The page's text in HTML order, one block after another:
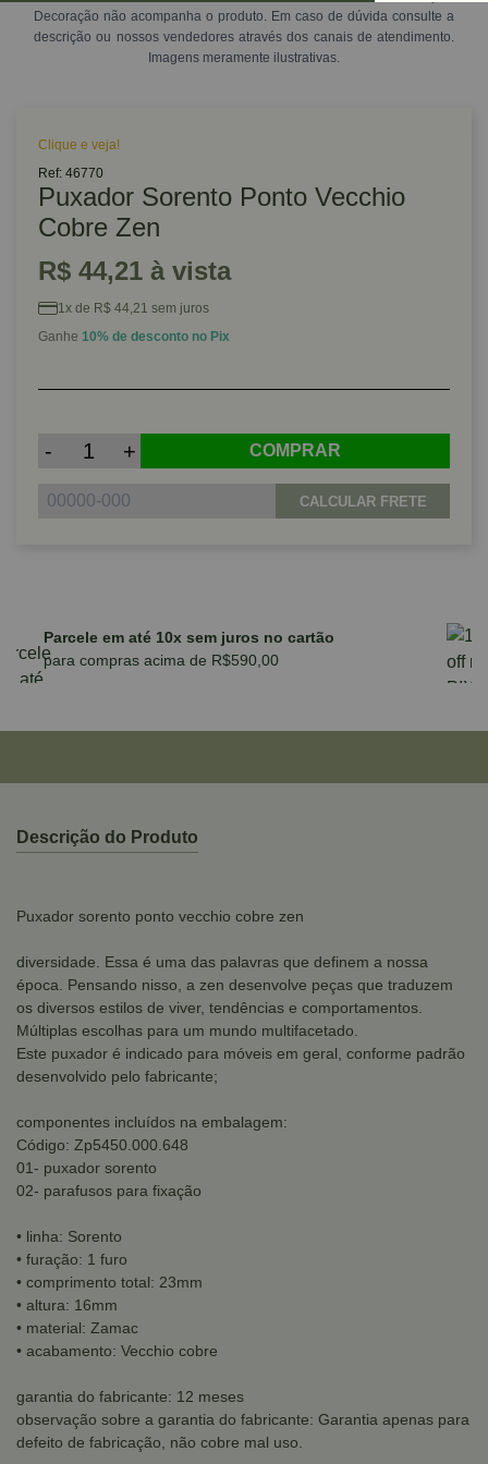
Decoração não acompanha o produto. Em caso de dúvida consulte a
descrição ou nossos vendedores através dos canais de atendimento.
Imagens meramente ilustrativas.
Clique e veja!
Ref: 46770
Puxador Sorento Ponto Vecchio
Cobre Zen
R$ 44,21 à vista
1x de R$ 44,21 sem juros
Ganhe 10% de desconto no Pix
- + COMPRAR
CALCULAR FRETE
Parcele em até 10x sem juros no cartão
para compras acima de R$590,00
Descrição do Produto
Puxador sorento ponto vecchio cobre zen
diversidade. Essa é uma das palavras que definem a nossa
época. Pensando nisso, a zen desenvolve peças que traduzem
os diversos estilos de viver, tendências e comportamentos.
Múltiplas escolhas para um mundo multifacetado.
Este puxador é indicado para móveis em geral, conforme padrão
desenvolvido pelo fabricante;
componentes incluídos na embalagem:
Código: Zp5450.000.648
01- puxador sorento
02- parafusos para fixação
• linha: Sorento
• furação: 1 furo
• comprimento total: 23mm
• altura: 16mm
• material: Zamac
• acabamento: Vecchio cobre
garantia do fabricante: 12 meses
observação sobre a garantia do fabricante: Garantia apenas para
defeito de fabricação, não cobre mal uso.